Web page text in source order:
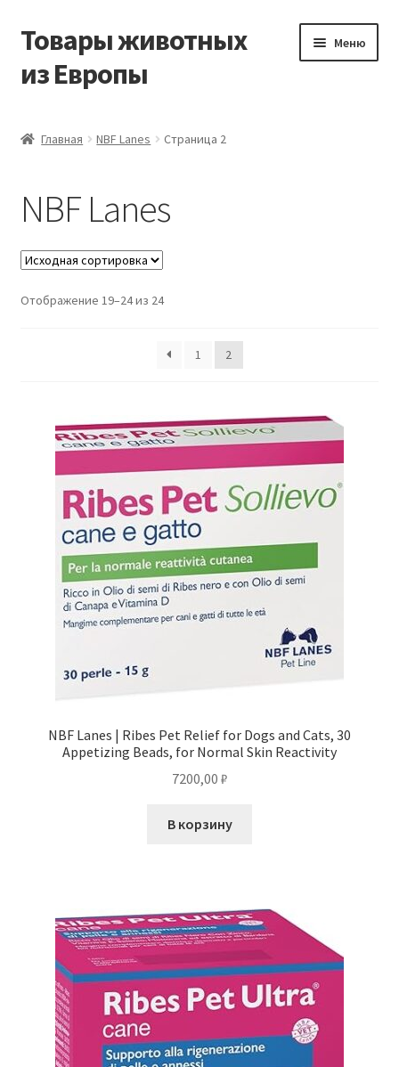
Перейти
навигации
Перейти
содержимому
Товары животных
из Европы
Меню
Заказать доставку корма из Германии
Контакты
Корзина
Отзывы
Оформление заказа
Партнерам
Скидки
Главная NBF Lanes Страница 2
NBF Lanes
Отображение 19–24 из 24
1 2
NBF Lanes | Ribes Pet Relief for Dogs and Cats, 30
Appetizing Beads, for Normal Skin Reactivity
7200,00 ₽
В корзину